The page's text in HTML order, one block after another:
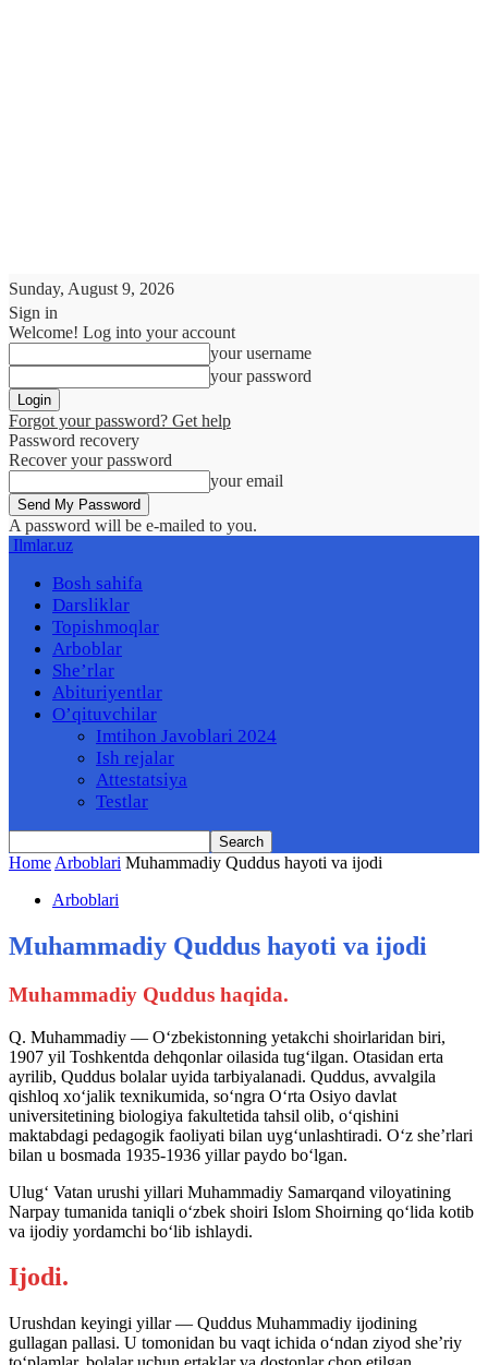
Sunday, August 9, 2026
Sign in
Welcome! Log into your account
your username
your password
Forgot your password? Get help
Password recovery
Recover your password
your email
A password will be e-mailed to you.
Ilmlar.uz
Bosh sahifa
Darsliklar
Topishmoqlar
Arboblar
She’rlar
Abituriyentlar
O’qituvchilar
Imtihon Javoblari 2024
Ish rejalar
Attestatsiya
Testlar
Home Arboblari Muhammadiy Quddus hayoti va ijodi
Arboblari
Muhammadiy Quddus hayoti va ijodi
Muhammadiy Quddus haqida.
Q. Muhammadiy — O‘zbekistonning yetakchi shoirlaridan biri,
1907 yil Toshkentda dehqonlar oilasida tug‘ilgan. Otasidan erta
ayrilib, Quddus bolalar uyida tarbiyalanadi. Quddus, avvalgila
qishloq xo‘jalik texnikumida, so‘ngra O‘rta Osiyo davlat
universitetining biologiya fakultetida tahsil olib, o‘qishini
maktabdagi pedagogik faoliyati bilan uyg‘unlashtiradi. O‘z she’rlari
bilan u bosmada 1935-1936 yillar paydo bo‘lgan.
Ulug‘ Vatan urushi yillari Muhammadiy Samarqand viloyatining
Narpay tumanida taniqli o‘zbek shoiri Islom Shoirning qo‘lida kotib
va ijodiy yordamchi bo‘lib ishlaydi.
Ijodi.
Urushdan keyingi yillar — Quddus Muhammadiy ijodining
gullagan pallasi. U tomonidan bu vaqt ichida o‘ndan ziyod she’riy